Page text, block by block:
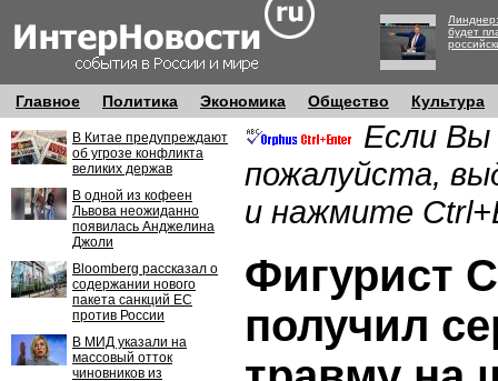
будет
Главное Политика Экономика Общество Культура
В Китае предупреждают
об угрозе конфликта
великих держав
В одной из кофеен
Львова неожиданно
появилась Анджелина
Джоли
Bloomberg рассказал о
содержании нового
пакета санкций ЕС
против России
В МИД указали на
массовый отток
чиновников из
Если Вы
пожалуйста,
и нажмите
Фигурист
получил